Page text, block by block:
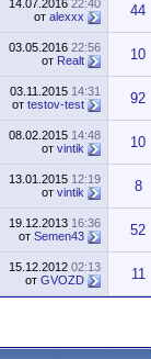
14.07.2016 22:40
от alexxx 44
03.05.2016 22:56
от Realt 10
03.11.2015 14:31
от testov-test 92
08.02.2015 14:48
от vintik 10
13.01.2015 12:19
от vintik 8
19.12.2013 16:36
от Semen43 52
15.12.2012 02:13
от GVOZD 11